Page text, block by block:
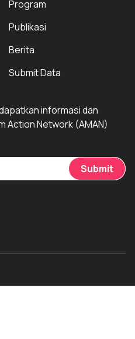
Program
Publikasi
Berita
Submit Data
informasi dan
Action Network (AMAN)
Submit